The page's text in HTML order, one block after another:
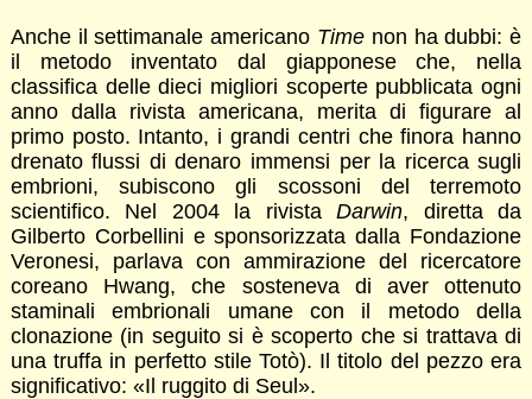
Anche il settimanale americano Time non ha dubbi: è
il metodo inventato dal giapponese che, nella
classifica delle dieci migliori scoperte pubblicata ogni
anno dalla rivista americana, merita di figurare al
primo posto. Intanto, i grandi centri che finora hanno
drenato flussi di denaro immensi per la ricerca sugli
embrioni, subiscono gli scossoni del terremoto
scientifico. Nel 2004 la rivistaDarwin, diretta da
Gilberto Corbellini e sponsorizzata dalla Fondazione
Veronesi, parlava con ammirazione del ricercatore
coreano Hwang, che sosteneva di aver ottenuto
staminali embrionali umane con il metodo della
clonazione (in seguito si è scoperto che si trattava di
una truffa in perfetto stile Totò). Il titolo del pezzo era
significativo: «Il ruggito di Seul».